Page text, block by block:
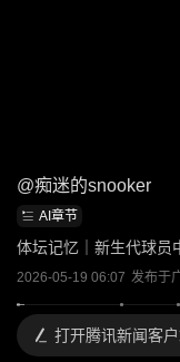
@痴迷的snooker
AI章节
体坛记忆｜新生代球员
2026-05-19 06:07 发布于
打开腾讯新闻客